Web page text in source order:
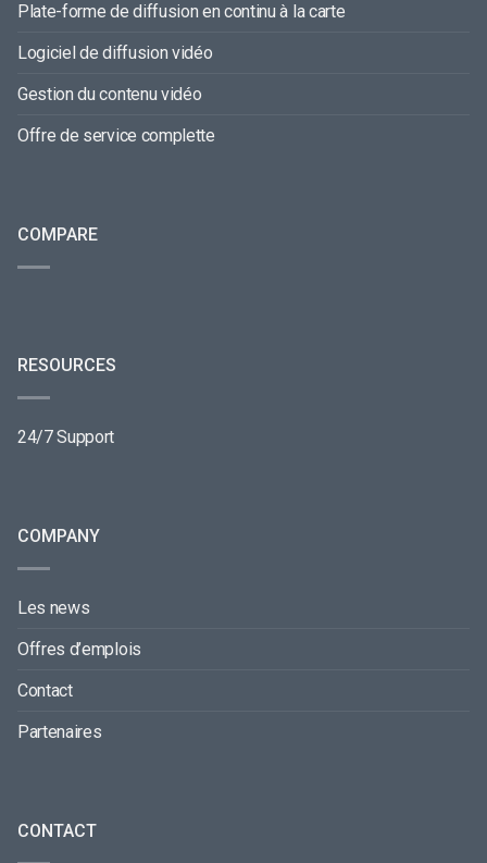
Plate-forme de diffusion en continu à la carte
Logiciel de diffusion vidéo
Gestion du contenu vidéo
Offre de service complette
COMPARE
RESOURCES
24/7 Support
COMPANY
Les news
Offres d’emplois
Contact
Partenaires
CONTACT